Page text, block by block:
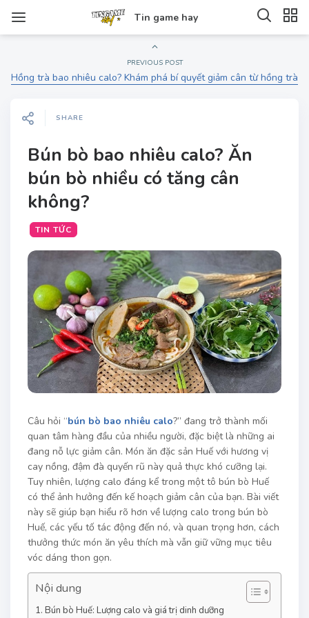
Tin game hay
PREVIOUS POST
Hồng trà bao nhiêu calo? Khám phá bí quyết giảm cân từ hồng trà
SHARE
Bún bò bao nhiêu calo? Ăn
bún bò nhiều có tăng cân
không?
TIN TỨC
Câu hỏi “bún bò bao nhiêu calo?” đang trở thành mối
quan tâm hàng đầu của nhiều người, đặc biệt là những ai
đang nỗ lực giảm cân. Món ăn đặc sản Huế với hương vị
cay nồng, đậm đà quyến rũ này quả thực khó cưỡng lại.
Tuy nhiên, lượng calo đáng kể trong một tô bún bò Huế
có thể ảnh hưởng đến kế hoạch giảm cân của bạn. Bài viết
này sẽ giúp bạn hiểu rõ hơn về lượng calo trong bún bò
Huế, các yếu tố tác động đến nó, và quan trọng hơn, cách
thưởng thức món ăn yêu thích mà vẫn giữ vững mục tiêu
vóc dáng thon gọn.
Nội dung
Bún bò Huế: Lượng calo và giá trị dinh dưỡng